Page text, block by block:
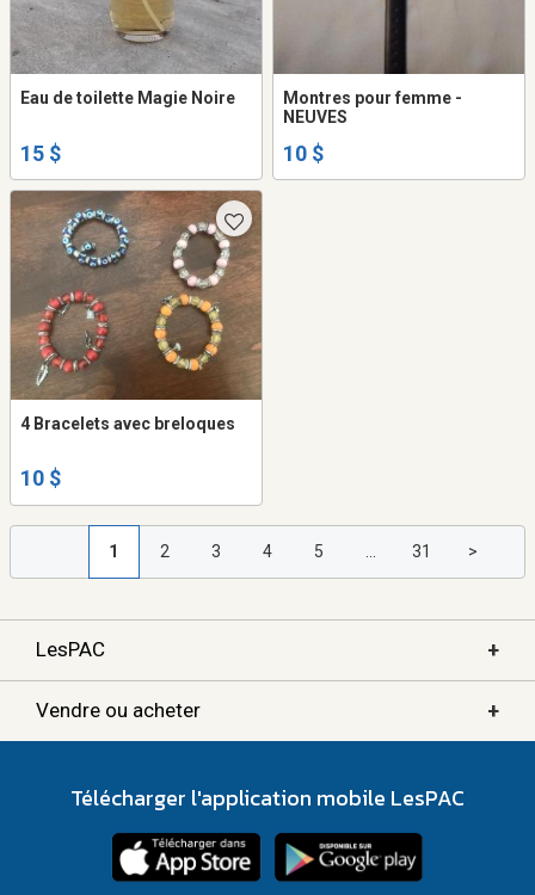
Eau de toilette Magie Noire
15 $
Montres pour femme -
NEUVES
10 $
4 Bracelets avec breloques
10 $
1 2 3 4 5 ... 31 >
LesPAC +
Vendre ou acheter +
Télécharger l'application mobile LesPAC